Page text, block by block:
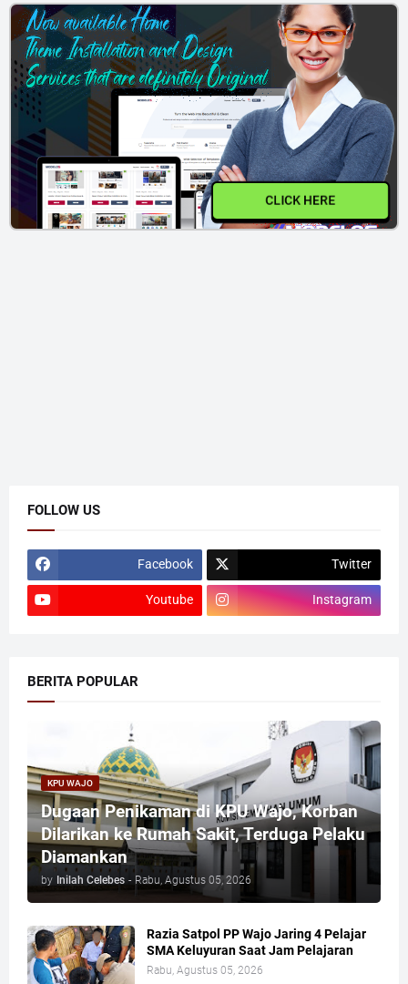
CLICK HERE
FOLLOW US
Facebook Twitter
Youtube Instagram
BERITA POPULAR
KPU WAJO
Dugaan Penikaman di KPU Wajo, Korban
Dilarikan ke Rumah Sakit, Terduga Pelaku
Diamankan
by Inilah Celebes - Rabu, Agustus 05, 2026
Razia Satpol PP Wajo Jaring 4 Pelajar
SMA Keluyuran Saat Jam Pelajaran
Rabu, Agustus 05, 2026